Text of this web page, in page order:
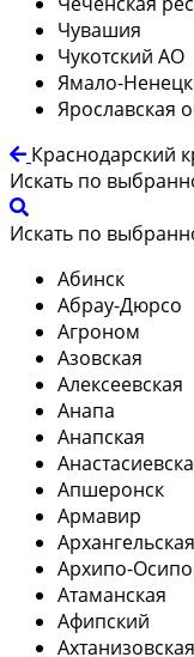
Чувашия
Чукотский АО
Ямало-
Ярославская
Краснодарский
Искать по
Искать по
Абинск
Абрау-Дюрсо
Агроном
Азовская
Алексеевская
Анапа
Анапская
Апшеронск
Армавир
Архангельская
Архипо-
Атаманская
Афипский
Ахтанизовская